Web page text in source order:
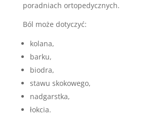
poradniach ortopedycznych.
Ból może dotyczyć:
kolana,
barku,
biodra,
stawu skokowego,
nadgarstka,
łokcia.